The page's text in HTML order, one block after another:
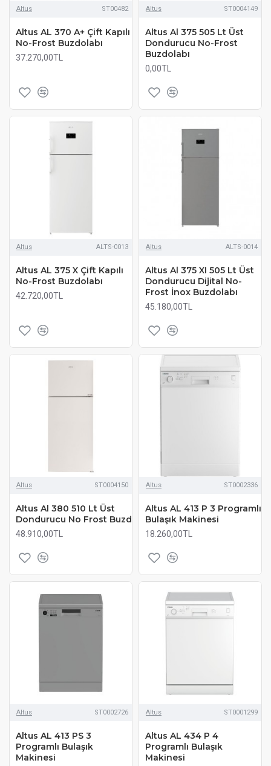
Altus ST00482
Altus AL 370 A+ Çift Kapılı
No-Frost Buzdolabı
37.270,00TL
Altus ST0004149
Altus Al 375 505 Lt Üst
Dondurucu No-Frost
Buzdolabı
0,00TL
Altus ALTS-0013
Altus AL 375 X Çift Kapılı
No-Frost Buzdolabı
42.720,00TL
Altus ALTS-0014
Altus Al 375 XI 505 Lt Üst
Dondurucu Dijital No-
Frost İnox Buzdolabı
45.180,00TL
Altus ST0004150
Altus Al 380 510 Lt Üst
Dondurucu No Frost Buzd
48.910,00TL
Altus ST0002336
Altus AL 413 P 3 Programlı
Bulaşık Makinesi
18.260,00TL
Altus ST0002726
Altus AL 413 PS 3
Programlı Bulaşık
Makinesi
Altus ST0001299
Altus AL 434 P 4
Programlı Bulaşık
Makinesi